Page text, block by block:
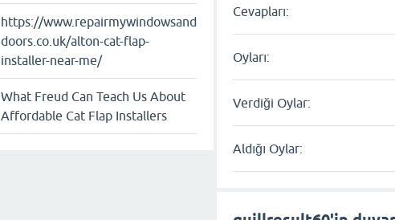
https://www.repairmywindowsand
doors.co.uk/alton-cat-flap-
installer-near-me/
What Freud Can Teach Us About
Affordable Cat Flap Installers
Cevapları:
Oyları:
Verdiği Oylar:
Aldığı Oylar: